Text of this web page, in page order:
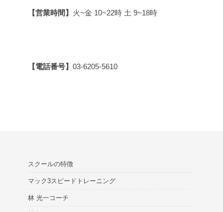
【営業時間】 火~金 10~22時 土 9~18時
【電話番号】 03-6205-5610
スクールの特徴
マック3スピードトレーニング
林 光一コーチ